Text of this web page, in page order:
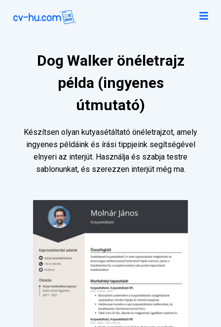
Dog Walker önéletrajz
példa (ingyenes
útmutató)
Készítsen olyan kutyasétáltató önéletrajzot, amely
ingyenes példáink és írási tippjeink segítségével
elnyeri az interjút. Használja és szabja testre
sablonunkat, és szerezzen interjút még ma.